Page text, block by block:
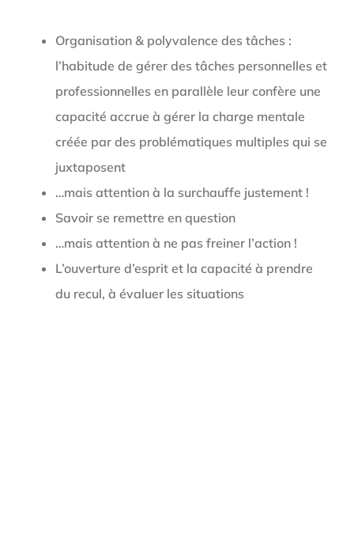
Organisation & polyvalence des tâches :
l’habitude de gérer des tâches personnelles et
professionnelles en parallèle leur confère une
capacité accrue à gérer la charge mentale
créée par des problématiques multiples qui se
juxtaposent
…mais attention à la surchauffe justement !
Savoir se remettre en question
…mais attention à ne pas freiner l’action !
L’ouverture d’esprit et la capacité à prendre
du recul, à évaluer les situations